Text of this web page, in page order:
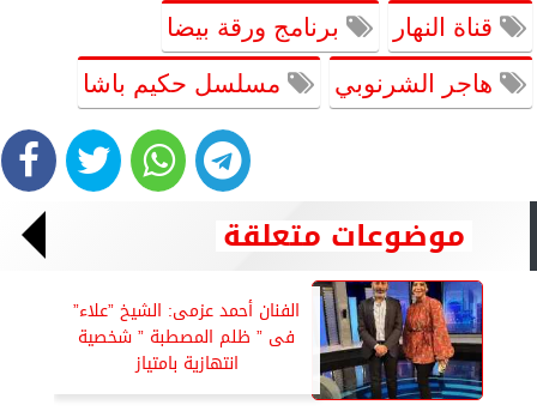
قناة النهار برنامج ورقة بيضا
هاجر الشرنوبي مسلسل حكيم باشا
موضوعات متعلقة
الفنان أحمد عزمى: الشيخ ”علاء”
فى ” ظلم المصطبة ” شخصية
انتهازية بامتياز